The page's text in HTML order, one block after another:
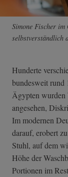
Simone Fischer
selbstverständlich
Hunderte
bundesweit rund
Ägypten wurden
angesehen,
Im modernen
darauf, erobert
Stuhl, auf dem
Höhe der
Portionen im